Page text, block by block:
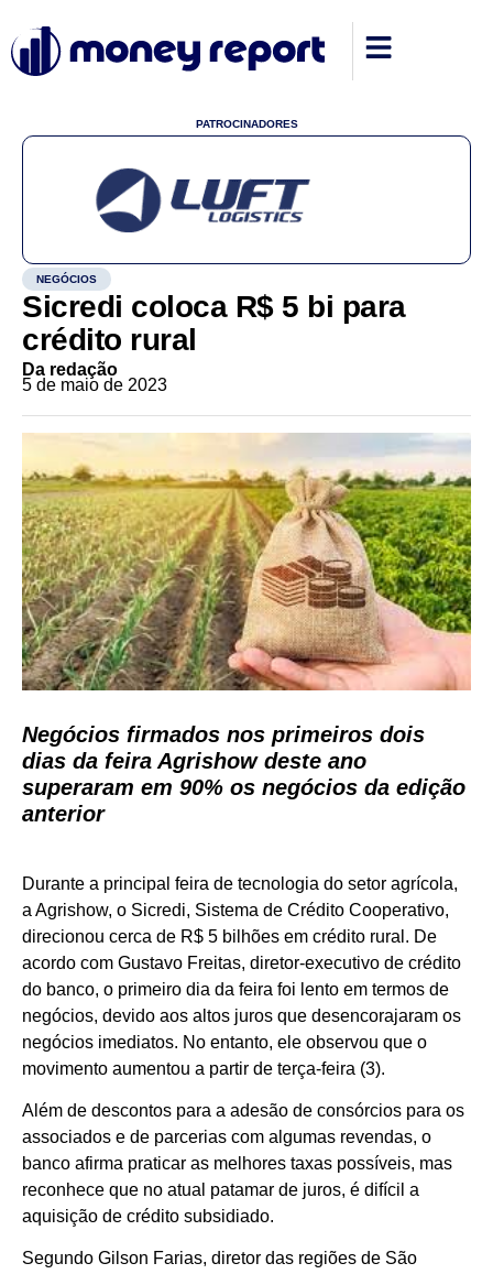
PATROCINADORES
NEGÓCIOS
Sicredi coloca R$ 5 bi para
crédito rural
Da redação
5 de maio de 2023
Negócios firmados nos primeiros dois
dias da feira Agrishow deste ano
superaram em 90% os negócios da edição
anterior
Durante a principal feira de tecnologia do setor agrícola,
a Agrishow, o Sicredi, Sistema de Crédito Cooperativo,
direcionou cerca de R$ 5 bilhões em crédito rural. De
acordo com Gustavo Freitas, diretor-executivo de crédito
do banco, o primeiro dia da feira foi lento em termos de
negócios, devido aos altos juros que desencorajaram os
negócios imediatos. No entanto, ele observou que o
movimento aumentou a partir de terça-feira (3).
Além de descontos para a adesão de consórcios para os
associados e de parcerias com algumas revendas, o
banco afirma praticar as melhores taxas possíveis, mas
reconhece que no atual patamar de juros, é difícil a
aquisição de crédito subsidiado.
Segundo Gilson Farias, diretor das regiões de São